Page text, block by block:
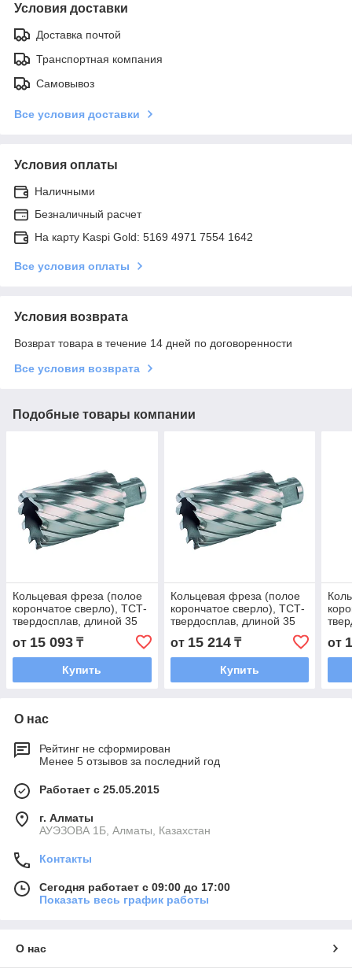
Условия доставки
Доставка почтой
Транспортная компания
Самовывоз
Все условия доставки
Условия оплаты
Наличными
Безналичный расчет
На карту Kaspi Gold: 5169 4971 7554 1642
Все условия оплаты
Условия возврата
Возврат товара в течение 14 дней по договоренности
Все условия возврата
Подобные товары компании
Кольцевая фреза (полое
корончатое сверло), ТСТ-
твердосплав, длиной 35
мм и Ø 15 мм.
от 15 093 ₸
Купить
Кольцевая фреза (полое
корончатое сверло), ТСТ-
твердосплав, длиной 35
мм и Ø 16 мм.
от 15 214₸
Купить
от
О нас
Рейтинг не сформирован
Менее 5 отзывов за последний год
Работает с 25.05.2015
г. Алматы
АУЭЗОВА 1Б, Алматы, Казахстан
Контакты
Сегодня работает с 09:00 до 17:00
Показать весь график работы
О нас